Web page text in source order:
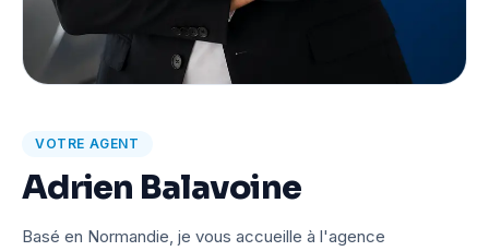
VOTRE AGENT
Adrien Balavoine
Basé en Normandie, je vous accueille à l'agence